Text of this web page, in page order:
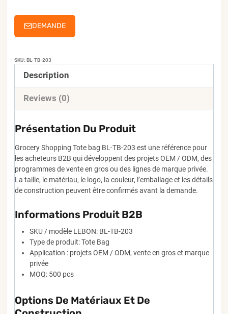
DEMANDE
SKU: BL-TB-203
Description
Reviews (0)
Présentation Du Produit
Grocery Shopping Tote bag BL-TB-203 est une référence pour
les acheteurs B2B qui développent des projets OEM / ODM, des
programmes de vente en gros ou des lignes de marque privée.
La taille, le matériau, le logo, la couleur, l’emballage et les détails
de construction peuvent être confirmés avant la demande.
Informations Produit B2B
SKU / modèle LEBON: BL-TB-203
Type de produit: Tote Bag
Application : projets OEM / ODM, vente en gros et marque
privée
MOQ: 500 pcs
Options De Matériaux Et De